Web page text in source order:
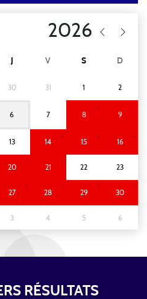
J V S D
30 31 1 2
6 7 8
1
9
1
13 14
1
15
1
16
1
20
1
21
1
22 23
27
1
28
1
29
1
30
1
3 4 5 6
RÉSULTATS